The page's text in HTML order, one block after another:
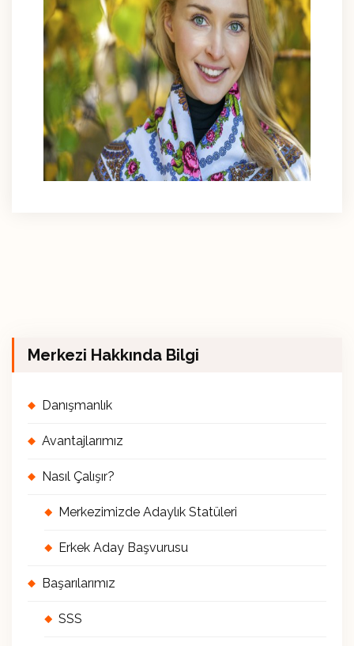
Merkezi Hakkında Bilgi
Danışmanlık
Avantajlarımız
Nasıl Çalışır?
Merkezimizde Adaylık Statüleri
Erkek Aday Başvurusu
Başarılarımız
SSS